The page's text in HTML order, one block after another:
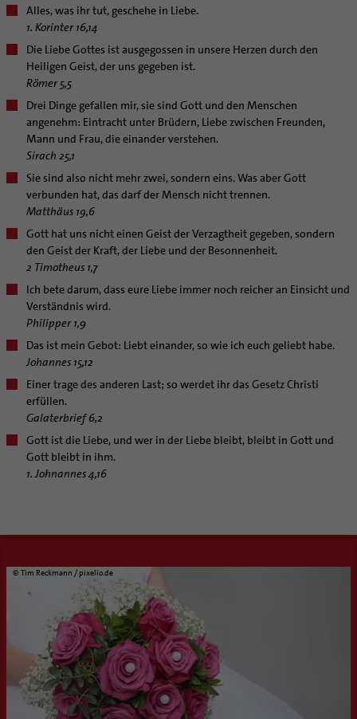
Aktuelles
Veranstaltungen
Unterstützungsangebot für Seelsorgende
Supervision
Coaching
Aufbrüche in der Kirche
KirchenZeitung online
Verwaltungsbeauftragte / Verwaltungsleitungen in
Pfarrgemeinden
Alles, was ihr tut, geschehe in Liebe.
1. Korinter 16,14
Die Liebe Gottes ist ausgegossen in unsere Herzen durch den
Heiligen Geist, der uns gegeben ist.
Römer 5,5
Drei Dinge gefallen mir, sie sind Gott und den Menschen
angenehm: Eintracht unter Brüdern, Liebe zwischen Freunden,
Mann und Frau, die einander verstehen.
Sirach 25,1
Sie sind also nicht mehr zwei, sondern eins. Was aber Gott
verbunden hat, das darf der Mensch nicht trennen.
Matthäus 19,6
Gott hat uns nicht einen Geist der Verzagtheit gegeben, sondern
den Geist der Kraft, der Liebe und der Besonnenheit.
2 Timotheus 1,7
Ich bete darum, dass eure Liebe immer noch reicher an Einsicht und
Verständnis wird.
Philipper 1,9
Das ist mein Gebot: Liebt einander, so wie ich euch geliebt habe.
Johannes 15,12
Einer trage des anderen Last; so werdet ihr das Gesetz Christi
erfüllen.
Galaterbrief 6,2
Gott ist die Liebe, und wer in der Liebe bleibt, bleibt in Gott und
Gott bleibt in ihm.
1. Johnannes 4,16
© Tim Reckmann / pixelio.de